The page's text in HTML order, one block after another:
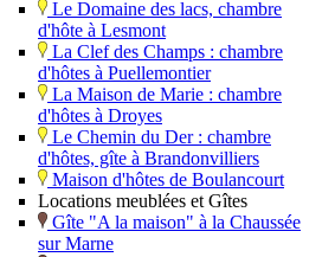
Le Domaine des lacs, chambre
d'hôte à Lesmont
La Clef des Champs : chambre
d'hôtes à Puellemontier
La Maison de Marie : chambre
d'hôtes à Droyes
Le Chemin du Der : chambre
d'hôtes, gîte à Brandonvilliers
Maison d'hôtes de Boulancourt
Locations meublées et Gîtes
Gîte "A la maison" à la Chaussée
sur Marne